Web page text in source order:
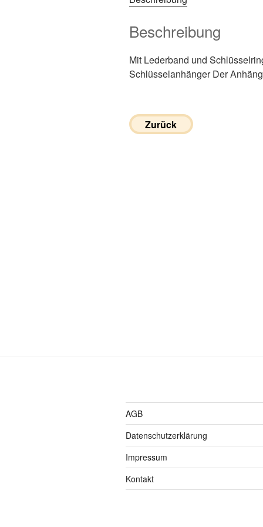
Beschreibung
Mit Lederband und
Schlüsselanhänger Der
Zurück
AGB
Datenschutzerklärung
Impressum
Kontakt